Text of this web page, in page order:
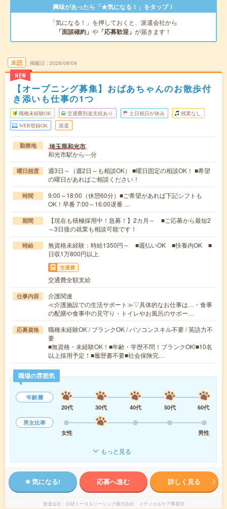
興味があったら「★気になる！」をタップ！
「気になる！」を押しておくと、派遣会社から
「面談確約」 や 「応募歓迎」 が届きます！
未読
NEW
掲載日 2026/08/09
【オープニング募集】おばあちゃんのお散歩付
き添いも仕事の1つ
職種未経験OK 交通費別途支給あり 土日祝日が休み 残業なし
WEB登録OK 派遣
勤務地 埼玉県和光市
和光市駅から---分
曜日頻度
週3日～（週2日～も相談OK） ■曜日固定の相談OK！ ■希望
の曜日があればご相談ください！
時間
9:00～18:00（休憩60分）■ご希望があれば下記シフトも
OK！早番 7:00～16:00遅番 …
期間
【現在も積極採用中！急募！】2カ月～ ■ご応募から最短2
～3日後の就業も相談可能です！
時給
無資格未経験：時給1350円～ ■週払いOK ■扶養内OK ■
日収1万800円以上
交通費
交通費全額支給
仕事内容
介護関連
≪介護施設での生活サポート≫▽具体的なお仕事は…・食事
の配膳や食事中の見守り・トイレやお風呂のサポー…
応募資格
職種未経験OK / ブランクOK / パソコンスキル不要 / 英語力不
要
■無資格・未経験OK！■年齢・学歴不問！ブランクOK!■10名
以上採用予定！■履歴書不要■社会保険完…
職場の雰囲気
年齢層
20代
30代 40代 50代
60代
男女比率
女性
男性
もっと見る
気になる! 応募へ進む 詳しく見る
派遣会社 日研トータルソーシング株式会社 メディカルケア事業部